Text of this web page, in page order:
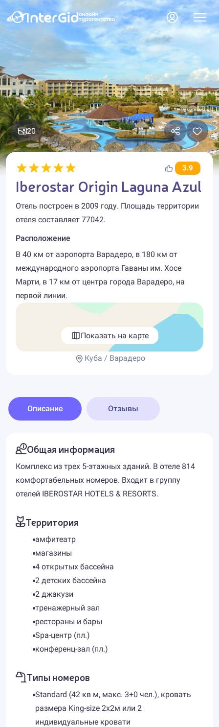
20
3.9
Iberostar Origin Laguna Azul
Отель построен в 2009 году. Площадь территории
отеля составляет 77042.
Расположение
В 40 км от аэропорта Варадеро, в 180 км от
международного аэропорта Гаваны им. Хосе
Марти, в 17 км от центра города Варадеро, на
первой линии.
Показать на карте
Куба / Варадеро
Описание Отзывы
Общая информация
Комплекс из трех 5-этажных зданий. В отеле 814
комфортабельных номеров. Входит в группу
отелей IBEROSTAR HOTELS & RESORTS.
Территория
амфитеатр
магазины
4 открытых бассейна
2 детских бассейна
2 джакузи
тренажерный зал
рестораны и бары
Spa-центр (пл.)
конференц-зал (пл.)
Типы номеров
Standard (42 кв м, макс. 3+0 чел.), кровать
размера King-size 2х2м или 2
индивидуальные кровати